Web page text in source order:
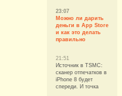
23:07
Можно ли дарить
деньги в App Store
и как это делать
правильно
21:51
Источник в TSMC:
сканер отпечатков в
iPhone 8 будет
спереди. И точка